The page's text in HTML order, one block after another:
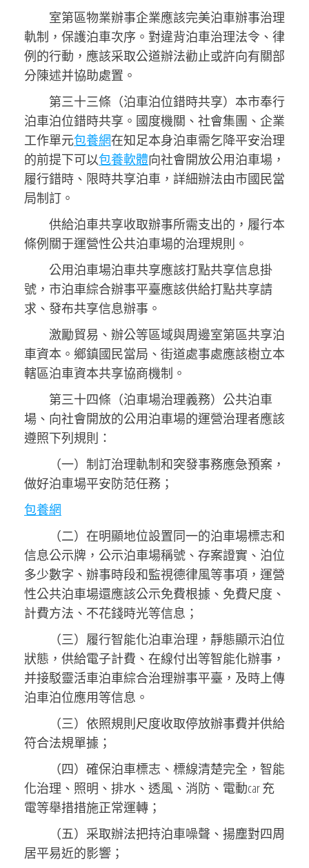
室第區物業辦事企業應該完美泊車辦事治理
軌制，保護泊車次序。對違背泊車治理法令、律
例的行動，應該采取公道辦法勸止或許向有關部
分陳述并協助處置。
第三十三條（泊車泊位錯時共享）本市奉行
泊車泊位錯時共享。國度機關、社會集團、企業
工作單元包養網在知足本身泊車需乞降平安治理
的前提下可以包養軟體向社會開放公用泊車場，
履行錯時、限時共享泊車，詳細辦法由市國民當
局制訂。
供給泊車共享收取辦事所需支出的，履行本
條例關于運營性公共泊車場的治理規則。
公用泊車場泊車共享應該打點共享信息掛
號，市泊車綜合辦事平臺應該供給打點共享請
求、發布共享信息辦事。
激勵貿易、辦公等區域與周邊室第區共享泊
車資本。鄉鎮國民當局、街道處事處應該樹立本
轄區泊車資本共享協商機制。
第三十四條（泊車場治理義務）公共泊車
場、向社會開放的公用泊車場的運營治理者應該
遵照下列規則：
（一）制訂治理軌制和突發事務應急預案，
做好泊車場平安防范任務；
包養網
（二）在明顯地位設置同一的泊車場標志和
信息公示牌，公示泊車場稱號、存案證實、泊位
多少數字、辦事時段和監視德律風等事項，運營
性公共泊車場還應該公示免費根據、免費尺度、
計費方法、不花錢時光等信息；
（三）履行智能化泊車治理，靜態顯示泊位
狀態，供給電子計費、在線付出等智能化辦事，
并接駁靈活車泊車綜合治理辦事平臺，及時上傳
泊車泊位應用等信息。
（三）依照規則尺度收取停放辦事費并供給
符合法規單據；
（四）確保泊車標志、標線清楚完全，智能
化治理、照明、排水、透風、消防、電動car 充
電等舉措措施正常運轉；
（五）采取辦法把持泊車噪聲、揚塵對四周
居平易近的影響；